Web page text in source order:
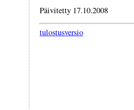
Päivitetty 17.10.2008
tulostusversio